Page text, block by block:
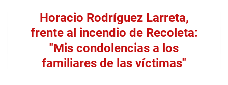
Horacio Rodríguez Larreta,
frente al incendio de Recoleta:
"Mis condolencias a los
familiares de las víctimas"